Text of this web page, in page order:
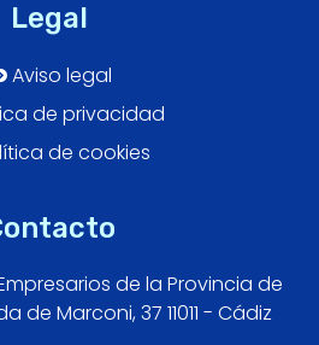
Legal
Aviso legal
de privacidad
de cookies
de la Provincia de
de Marconi, 37 11011 - Cádiz